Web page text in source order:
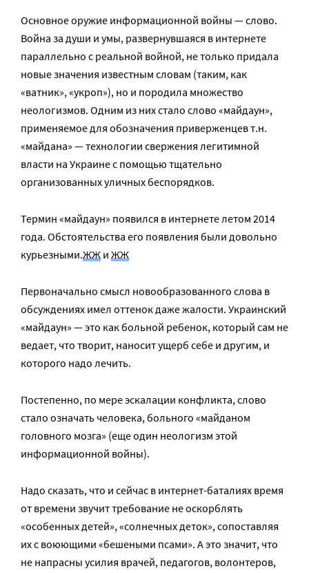
Основное оружие информационной войны — слово.
Война за души и умы, развернувшаяся в интернете
параллельно с реальной войной, не только придала
новые значения известным словам (таким, как
«ватник», «укроп»), но и породила множество
неологизмов. Одним из них стало слово «майдаун»,
применяемое для обозначения приверженцев т.н.
«майдана» — технологии свержения легитимной
власти на Украине с помощью тщательно
организованных уличных беспорядков.
Термин «майдаун» появился в интернете летом 2014
года. Обстоятельства его появления были довольно
курьезными.ЖЖ и ЖЖ
Первоначально смысл новообразованного слова в
обсуждениях имел оттенок даже жалости. Украинский
«майдаун» — это как больной ребенок, который сам не
ведает, что творит, наносит ущерб себе и другим, и
которого надо лечить.
Постепенно, по мере эскалации конфликта, слово
стало означать человека, больного «майданом
головного мозга» (еще один неологизм этой
информационной войны).
Надо сказать, что и сейчас в интернет-баталиях время
от времени звучит требование не оскорблять
«особенных детей», «солнечных деток», сопоставляя
их с воюющими «бешеными псами». А это значит, что
не напрасны усилия врачей, педагогов, волонтеров,